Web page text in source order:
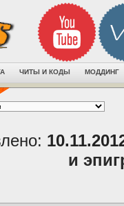
ЧИТЫ И КОДЫ МОДДИНГ
и